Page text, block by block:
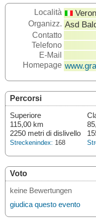
Località
Organizz. Asd
Contatto
Telefono
E-Mail
Homepage
Percorsi
Superiore
115,00 km
2250 metri di dislivello
Streckenindex: 168
Voto
keine Bewertungen
giudica questo evento